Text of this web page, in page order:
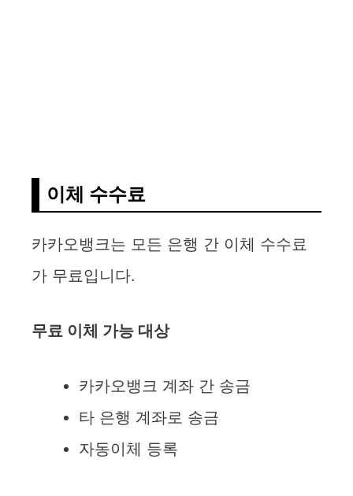
이체 수수료
카카오뱅크는 모든 은행 간 이체 수수료
가 무료입니다.
무료 이체 가능 대상
카카오뱅크 계좌 간 송금
타 은행 계좌로 송금
자동이체 등록